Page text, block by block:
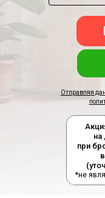
Отправляя
на
при
*не